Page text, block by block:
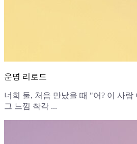
운명 리로드
너희 둘, 처음 만났을 때 "어? 이 사람
그 느낌 착각 ...